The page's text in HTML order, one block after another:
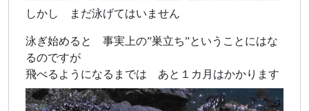
しかし まだ泳げてはいません
泳ぎ始めると 事実上の”巣立ち”ということにはな
るのですが
飛べるようになるまでは あと１カ月はかかります